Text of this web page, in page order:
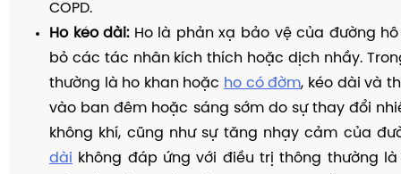
COPD.
Ho kéo dài:Ho là phản xạ bảo vệ của đường
bỏ các tác nhân kích thích hoặc dịch nhầy.
thường là ho khan hoặc ho có đờm, kéo dài và
vào ban đêm hoặc sáng sớm do sự thay đổi
không khí, cũng như sự tăng nhạy cảm của
dài không đáp ứng với điều trị thông thường